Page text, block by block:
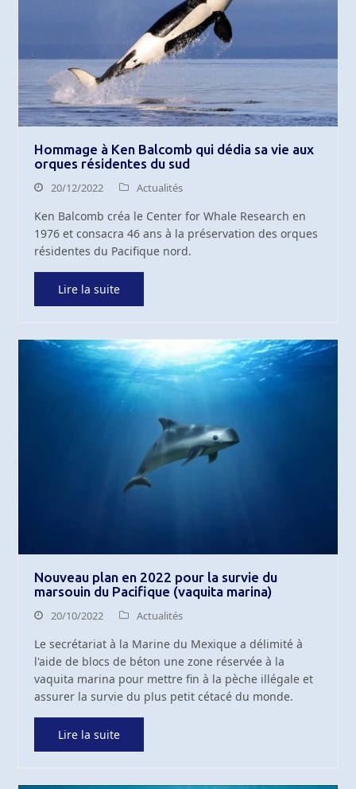
Hommage à Ken Balcomb qui dédia sa vie aux
orques résidentes du sud
20/12/2022 Actualités
Ken Balcomb créa le Center for Whale Research en
1976 et consacra 46 ans à la préservation des orques
résidentes du Pacifique nord.
Lire la suite
Nouveau plan en 2022 pour la survie du
marsouin du Pacifique (vaquita marina)
20/10/2022 Actualités
Le secrétariat à la Marine du Mexique a délimité à
l'aide de blocs de béton une zone réservée à la
vaquita marina pour mettre fin à la pèche illégale et
assurer la survie du plus petit cétacé du monde.
Lire la suite